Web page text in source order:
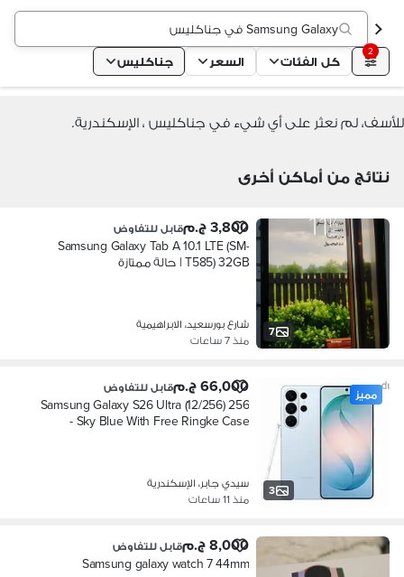
Samsung Galaxy في جناكليس
2
كل الفئات السعر جناكليس
للأسف، لم نعثر على أي شيء في جناكليس ، الإسكندرية.
نتائج من أماكن أخرى
7
3,800 ج.م قابل للتفاوض
Samsung Galaxy Tab A 10.1 LTE (SM-
T585) 32GB | حالة ممتازة
شارع بورسعيد، الابراهيمية
منذ 7 ساعات
3
مميز 66,000 ج.م قابل للتفاوض
Samsung Galaxy S26 Ultra (12/256) 256
- Sky Blue With Free Ringke Case
سيدي جابر، الإسكندرية
منذ 11 ساعات
8,000 ج.م قابل للتفاوض
Samsung galaxy watch 7 44mm